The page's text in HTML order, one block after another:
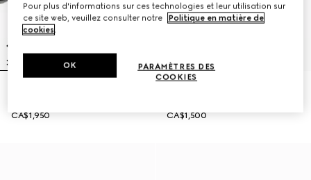
CA$1,950
CA$1,500
Pour plus d'informations sur ces technologies et leur utilisation sur
ce site web, veuillez consulter notre
Politique en matière de
cookies.
PARAMÈTRES DES
COOKIES
OK